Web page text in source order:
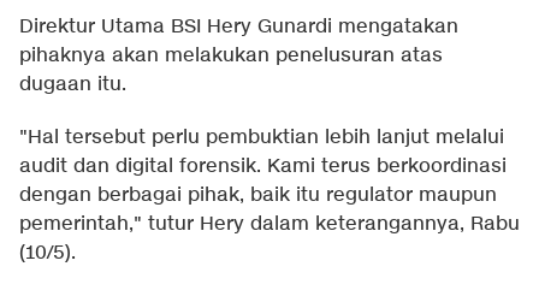
Direktur Utama BSI Hery Gunardi mengatakan
pihaknya akan melakukan penelusuran atas
dugaan itu.
"Hal tersebut perlu pembuktian lebih lanjut melalui
audit dan digital forensik. Kami terus berkoordinasi
dengan berbagai pihak, baik itu regulator maupun
pemerintah," tutur Hery dalam keterangannya, Rabu
(10/5).